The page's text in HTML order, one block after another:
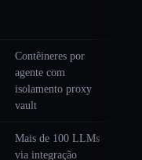
Contêineres por
agente com
isolamento proxy
vault
Mais de 100 LLMs
via integração